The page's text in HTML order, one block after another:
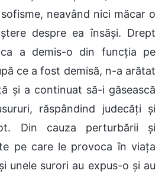
neavând nici măcar o
despre ea însăși. Drept
a demis-o din funcția pe
ce a fost demisă, n-a arătat
și a continuat să-i găsească
răspândind judecăți și
Din cauza perturbării și
pe care le provoca în viața
unele surori au expus-o și au